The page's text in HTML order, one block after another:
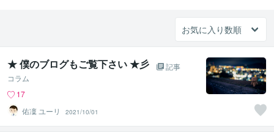
★ 僕のブログもご覧下さい ★彡
記事
コラム
17
佑凜 ユーリ
2021/10/01